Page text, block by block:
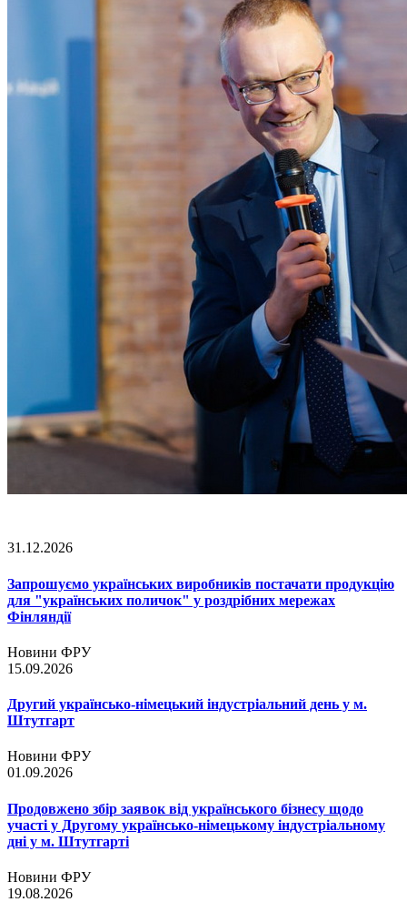
31.12.2026
Запрошуємо українських виробників постачати продукцію
для "українських поличок" у роздрібних мережах
Фінляндії
Новини ФРУ
15.09.2026
Другий українсько-німецький індустріальний день у м.
Штутгарт
Новини ФРУ
01.09.2026
Продовжено збір заявок від українського бізнесу щодо
участі у Другому українсько-німецькому індустріальному
дні у м. Штутгарті
Новини ФРУ
19.08.2026